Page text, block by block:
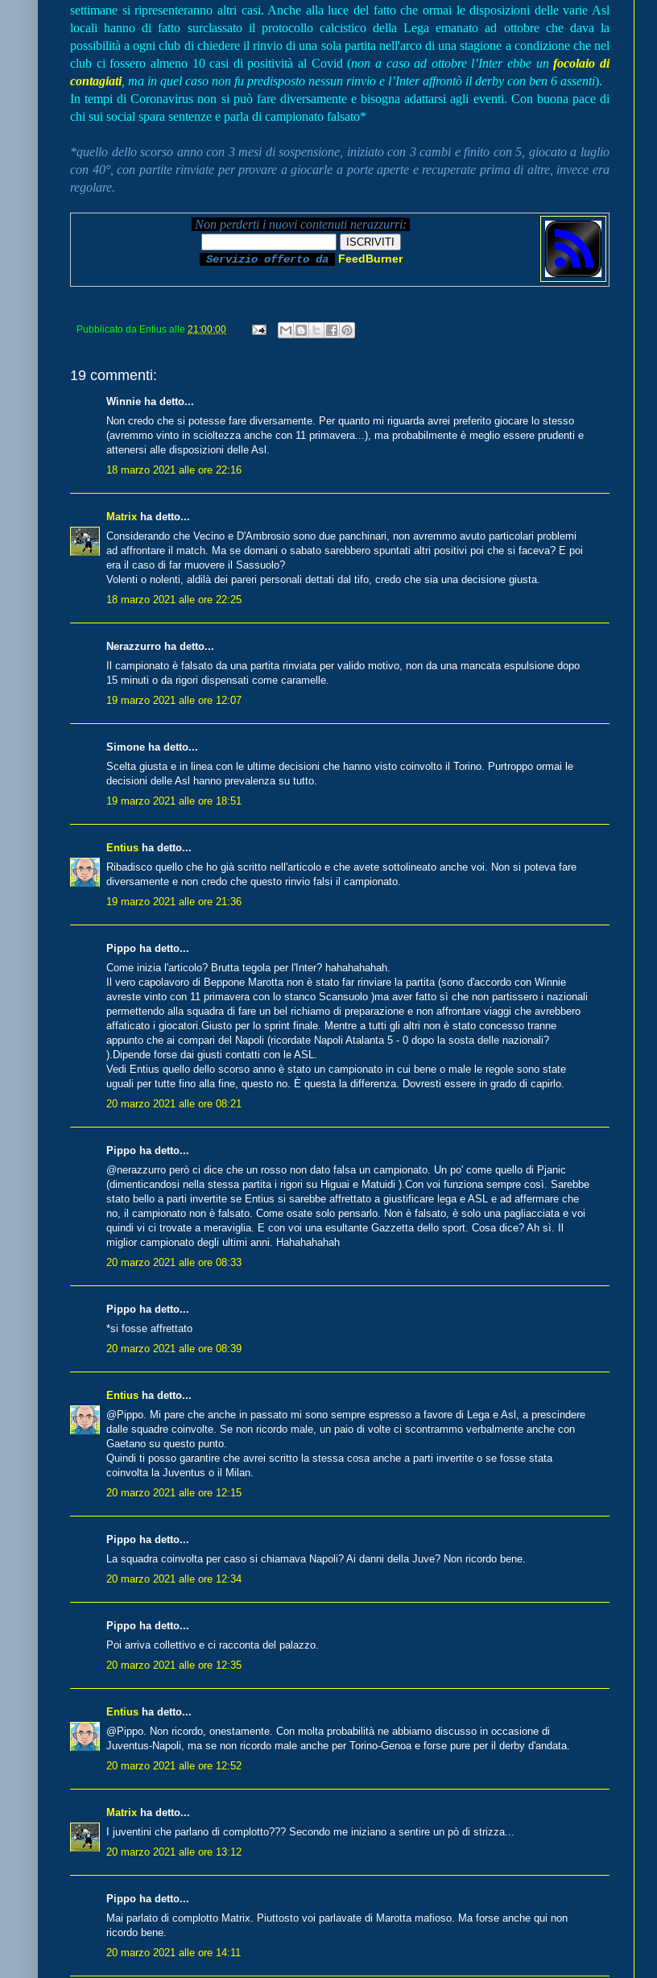
settimane si ripresenteranno altri casi. Anche alla luce del fatto che ormai le disposizioni delle varie Asl
locali hanno di fatto surclassato il protocollo calcistico della Lega emanato ad ottobre che dava la
possibilità a ogni club di chiedere il rinvio di una sola partita nell'arco di una stagione a condizione che nel
club ci fossero almeno 10 casi di positività al Covid (non a caso ad ottobre l’Inter ebbe unfocolaio di
contagiati, ma in quel caso non fu predisposto nessun rinvio e l’Inter affrontò il derby con ben 6 assenti).
In tempi di Coronavirus non si può fare diversamente e bisogna adattarsi agli eventi. Con buona pace di
chi sui social spara sentenze e parla di campionato falsato*
*quello dello scorso anno con 3 mesi di sospensione, iniziato con 3 cambi e finito con 5, giocato a luglio
con 40°, con partite rinviate per provare a giocarle a porte aperte e recuperate prima di altre, invece era
regolare.
Non perderti i nuovi contenuti nerazzurri:
Servizio offerto da FeedBurner
Pubblicato da Entius alle 21:00:00
19 commenti:
Winnie ha detto...
Non credo che si potesse fare diversamente. Per quanto mi riguarda avrei preferito giocare lo stesso
(avremmo vinto in scioltezza anche con 11 primavera...), ma probabilmente è meglio essere prudenti e
attenersi alle disposizioni delle Asl.
18 marzo 2021 alle ore 22:16
Matrix ha detto...
Considerando che Vecino e D'Ambrosio sono due panchinari, non avremmo avuto particolari problemi
ad affrontare il match. Ma se domani o sabato sarebbero spuntati altri positivi poi che si faceva? E poi
era il caso di far muovere il Sassuolo?
Volenti o nolenti, aldilà dei pareri personali dettati dal tifo, credo che sia una decisione giusta.
18 marzo 2021 alle ore 22:25
Nerazzurro ha detto...
Il campionato è falsato da una partita rinviata per valido motivo, non da una mancata espulsione dopo
15 minuti o da rigori dispensati come caramelle.
19 marzo 2021 alle ore 12:07
Simone ha detto...
Scelta giusta e in linea con le ultime decisioni che hanno visto coinvolto il Torino. Purtroppo ormai le
decisioni delle Asl hanno prevalenza su tutto.
19 marzo 2021 alle ore 18:51
Entius ha detto...
Ribadisco quello che ho già scritto nell'articolo e che avete sottolineato anche voi. Non si poteva fare
diversamente e non credo che questo rinvio falsi il campionato.
19 marzo 2021 alle ore 21:36
Pippo ha detto...
Come inizia l'articolo? Brutta tegola per l'Inter? hahahahahah.
Il vero capolavoro di Beppone Marotta non è stato far rinviare la partita (sono d'accordo con Winnie
avreste vinto con 11 primavera con lo stanco Scansuolo )ma aver fatto sì che non partissero i nazionali
permettendo alla squadra di fare un bel richiamo di preparazione e non affrontare viaggi che avrebbero
affaticato i giocatori.Giusto per lo sprint finale. Mentre a tutti gli altri non è stato concesso tranne
appunto che ai compari del Napoli (ricordate Napoli Atalanta 5 - 0 dopo la sosta delle nazionali?
).Dipende forse dai giusti contatti con le ASL.
Vedi Entius quello dello scorso anno è stato un campionato in cui bene o male le regole sono state
uguali per tutte fino alla fine, questo no. È questa la differenza. Dovresti essere in grado di capirlo.
20 marzo 2021 alle ore 08:21
Pippo ha detto...
@nerazzurro però ci dice che un rosso non dato falsa un campionato. Un po' come quello di Pjanic
(dimenticandosi nella stessa partita i rigori su Higuai e Matuidi ).Con voi funziona sempre così. Sarebbe
stato bello a parti invertite se Entius si sarebbe affrettato a giustificare lega e ASL e ad affermare che
no, il campionato non è falsato. Come osate solo pensarlo. Non è falsato, è solo una pagliacciata e voi
quindi vi ci trovate a meraviglia. E con voi una esultante Gazzetta dello sport. Cosa dice? Ah sì. Il
miglior campionato degli ultimi anni. Hahahahahah
20 marzo 2021 alle ore 08:33
Pippo ha detto...
*si fosse affrettato
20 marzo 2021 alle ore 08:39
Entius ha detto...
@Pippo. Mi pare che anche in passato mi sono sempre espresso a favore di Lega e Asl, a prescindere
dalle squadre coinvolte. Se non ricordo male, un paio di volte ci scontrammo verbalmente anche con
Gaetano su questo punto.
Quindi ti posso garantire che avrei scritto la stessa cosa anche a parti invertite o se fosse stata
coinvolta la Juventus o il Milan.
20 marzo 2021 alle ore 12:15
Pippo ha detto...
La squadra coinvolta per caso si chiamava Napoli? Ai danni della Juve? Non ricordo bene.
20 marzo 2021 alle ore 12:34
Pippo ha detto...
Poi arriva collettivo e ci racconta del palazzo.
20 marzo 2021 alle ore 12:35
Entius ha detto...
@Pippo. Non ricordo, onestamente. Con molta probabilità ne abbiamo discusso in occasione di
Juventus-Napoli, ma se non ricordo male anche per Torino-Genoa e forse pure per il derby d'andata.
20 marzo 2021 alle ore 12:52
Matrix ha detto...
I juventini che parlano di complotto??? Secondo me iniziano a sentire un pò di strizza...
20 marzo 2021 alle ore 13:12
Pippo ha detto...
Mai parlato di complotto Matrix. Piuttosto voi parlavate di Marotta mafioso. Ma forse anche qui non
ricordo bene.
20 marzo 2021 alle ore 14:11